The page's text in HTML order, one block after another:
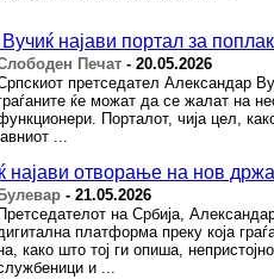
Вучиќ најави портал за
Печат - 20.05.2026
претседател Александар
ќе можат да се жалат на
Порталот, чија цел,
...
најави отворање на нов
Булевар - 21.05.2026
Претседателот на Србија,
платформа преку која
како што тој ги опиша,
и ...